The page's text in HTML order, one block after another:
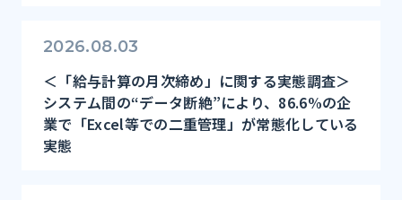
2026.08.03
＜「給与計算の月次締め」に関する実態調査＞
システム間の“データ断絶”により、86.6%の企
業で「Excel等での二重管理」が常態化している
実態